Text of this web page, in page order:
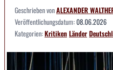
Geschrieben vonALEXANDER
Veröffentlichungsdatum:08.06.2026
Kategorien:KritikenLänder